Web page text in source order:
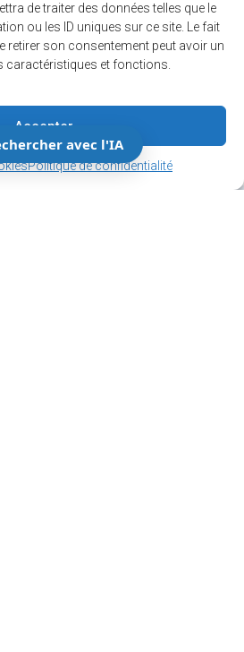
de traiter des données telles que le
ou les ID uniques sur ce site. Le fait
retirer son consentement peut avoir un
caractéristiques et fonctions.
Accepter
Politique de confidentialité